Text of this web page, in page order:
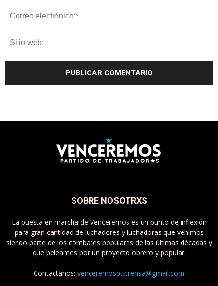
SOBRE NOSOTRXS
La puesta en marcha de Venceremos es un punto de inflexión
para gran cantidad de luchadores y luchadoras que venimos
siendo parte de los combates populares de las últimas décadas y
que peleamos por un proyecto obrero y popular.
Contactanos: venceremospt.prensa@gmail.com